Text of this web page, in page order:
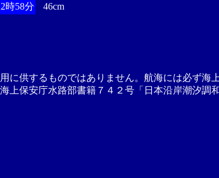
時58分
46cm
に供するものではありません。航海には必ず海
上保安庁水路部書籍７４２号「日本沿岸潮汐調